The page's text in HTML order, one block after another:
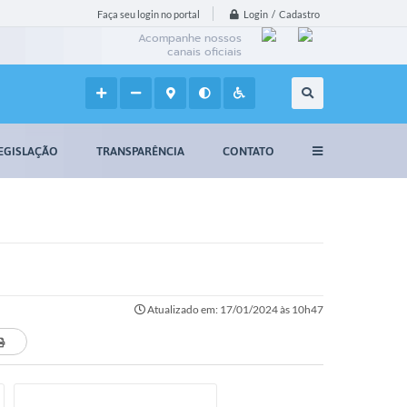
Faça seu login no portal Login / Cadastro
Acompanhe nossos
canais oficiais
TRANSPARÊNCIA CONTATO
Atualizado em: 17/01/2024 às 10h47